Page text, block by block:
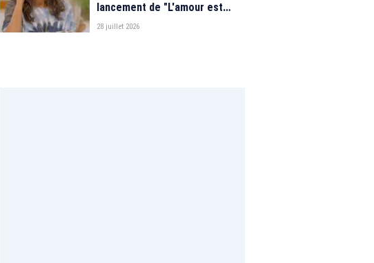
lancement de "L'amour est
dans le pré" 2026 et une
28 juillet 2026